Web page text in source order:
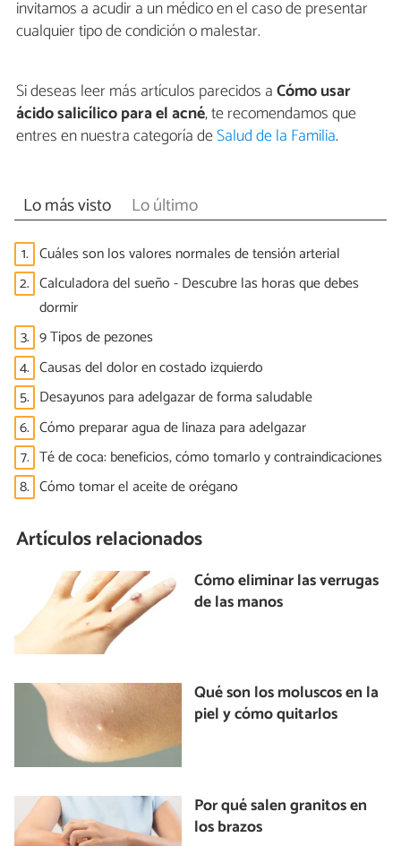
invitamos a acudir a un médico en el caso de presentar
cualquier tipo de condición o malestar.
Si deseas leer más artículos parecidos aCómo usar
ácido salicílico para el acné, te recomendamos que
entres en nuestra categoría deSalud de la Familia.
Lo más visto Lo último
1. Cuáles son los valores normales de tensión arterial
2. Calculadora del sueño - Descubre las horas que debes
dormir
3. 9 Tipos de pezones
4. Causas del dolor en costado izquierdo
5. Desayunos para adelgazar de forma saludable
6. Cómo preparar agua de linaza para adelgazar
7. Té de coca: beneficios, cómo tomarlo y contraindicaciones
8. Cómo tomar el aceite de orégano
Artículos relacionados
Cómo eliminar las verrugas
de las manos
Qué son los moluscos en la
piel y cómo quitarlos
Por qué salen granitos en
los brazos